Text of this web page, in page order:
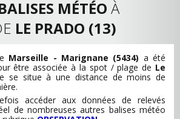
MÉTÉO À
LE PRADO (13)
Marseille - Marignane (5434) a été
être associée à la spot / plage de Le
se situe à une distance de moins de
accéder aux données de relevés
de nombreuses autres balises météo